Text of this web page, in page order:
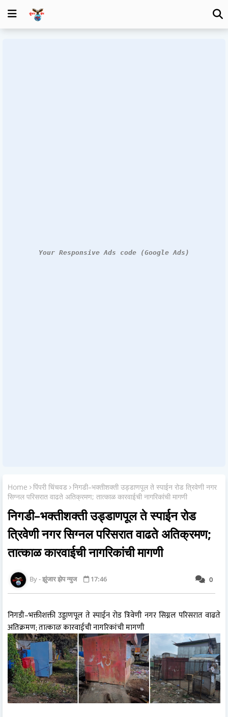
Your Responsive Ads code (Google Ads)
Home पिंपरी चिंचवड निगडी–भक्तीशक्ती उड्डाणपूल ते स्पाईन रोड त्रिवेणी नगर
सिग्नल परिसरात वाढते अतिक्रमण; तात्काळ कारवाईची नागरिकांची मागणी
निगडी–भक्तीशक्ती उड्डाणपूल ते स्पाईन रोड
त्रिवेणी नगर सिग्नल परिसरात वाढते अतिक्रमण;
तात्काळ कारवाईची नागरिकांची मागणी
0
झुंजार झेप न्युज 17:46
निगडी–भक्तीशक्ती उड्डाणपूल ते स्पाईन रोड त्रिवेणी नगर सिग्नल परिसरात वाढते
अतिक्रमण; तात्काळ कारवाईची नागरिकांची मागणी